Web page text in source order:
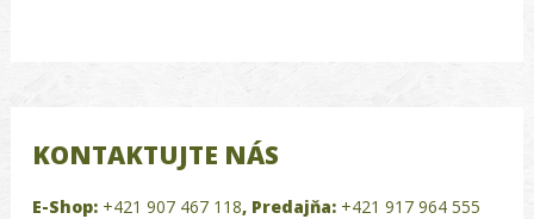
KONTAKTUJTE NÁS
E-Shop: +421 907 467 118, Predajňa: +421 917 964 555